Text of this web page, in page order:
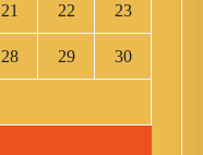
21 22 23
28 29 30